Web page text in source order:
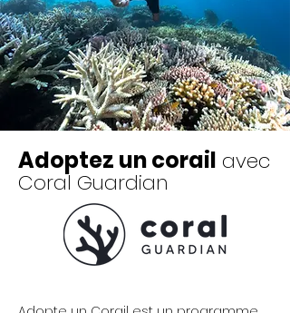
Adoptez un corail avec
Coral Guardian